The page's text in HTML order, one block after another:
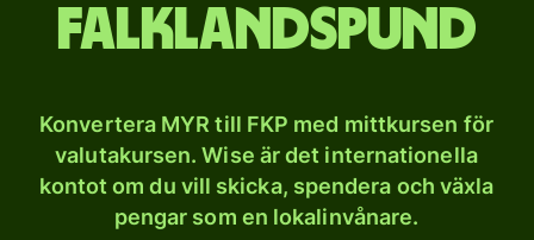
Falklandspund
Konvertera MYR till FKP med mittkursen för
valutakursen. Wise är det internationella
kontot om du vill skicka, spendera och växla
pengar som en lokalinvånare.